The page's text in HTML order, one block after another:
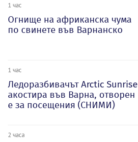
1 час
Огнище на африканска чума
по свинете във Варнанско
1 час
Ледоразбивачът Arctic Sunrise
акостира във Варна, отворен
е за посещения (СНИМИ)
2 часа